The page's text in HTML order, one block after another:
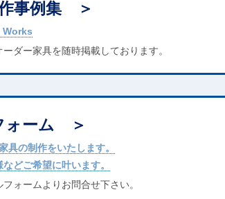
事例集
Works
ダー家具を随時掲載しております。
ォーム
具の制作をいたします。
どご希望に叶います。
ォームよりお問合せ下さい。